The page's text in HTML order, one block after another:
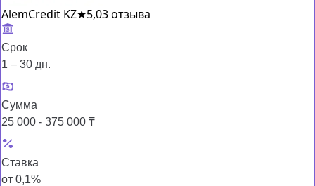
AlemCredit KZ★5,03 отзыва
Срок
1 – 30 дн.
Сумма
25 000 - 375 000 ₸
Ставка
от 0,1%